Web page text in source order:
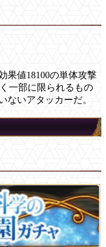
果値18100の単体攻撃
一部に限られるもの
ないアタッカーだ。